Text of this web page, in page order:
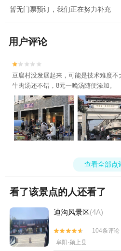
暂无门票预订，我们正在努力补充
用户评论


豆腐村没发展起来，可能是技术难度不
牛肉汤还不错，8元一晚汤随便添加。
查看全部点
看了该景点的人还看了
迪沟风景区(4A)


104条评论
阜阳·颍上县